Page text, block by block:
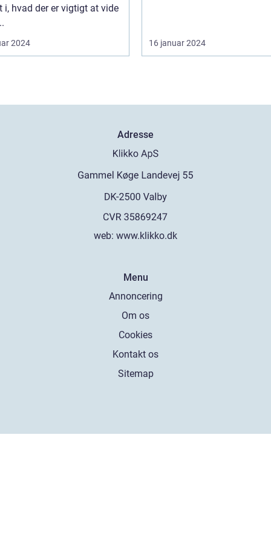
i, hvad der er vigtigt at vide
2024 16 januar 2024
Adresse
web: www.klikko.dk
Menu
Annoncering
Om os
Cookies
Kontakt os
Sitemap